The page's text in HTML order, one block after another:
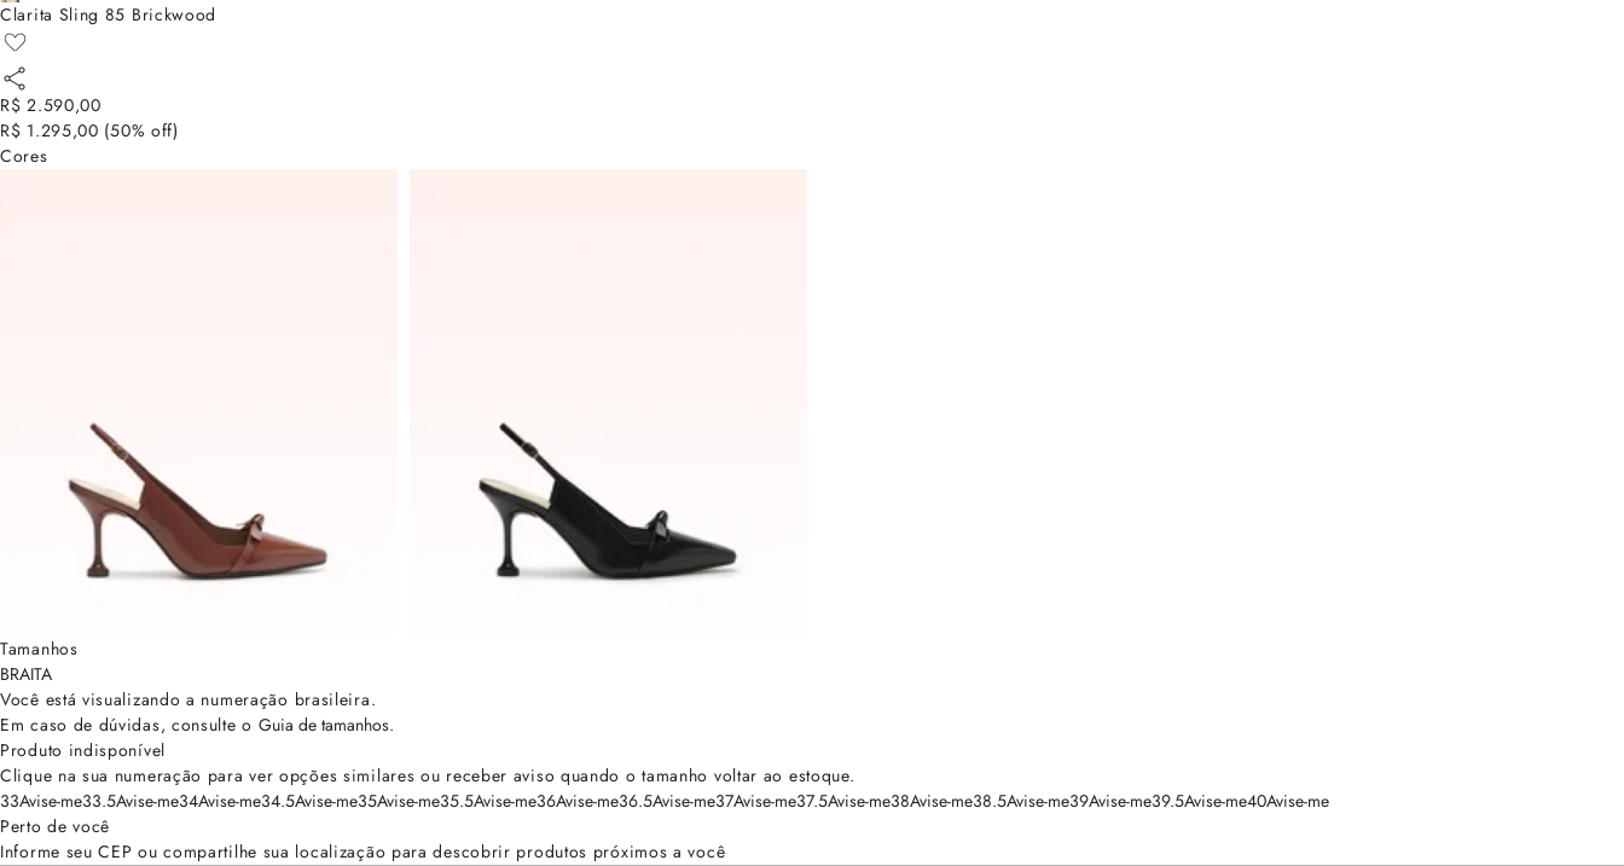
Clarita Sling 85 Brickwood
R$ 2.590,00
R$ 1.295,00 (50% off)
Cores
Tamanhos
BRAITA
Você está visualizando a numeração brasileira.
Em caso de dúvidas, consulte o Guia de tamanhos.
Produto indisponível
Clique na sua numeração para ver opções similares ou receber aviso quando o tamanho voltar ao estoque.
33Avise-me33.5Avise-me34Avise-me34.5Avise-me35Avise-me35.5Avise-me36Avise-me36.5Avise-me37Avise-me37.5Avise-me38Avise-me38.5Avise-me39Avise-me39.5Avise-me40Avise-me
Perto de você
Informe seu CEP ou compartilhe sua localização para descobrir produtos próximos a você